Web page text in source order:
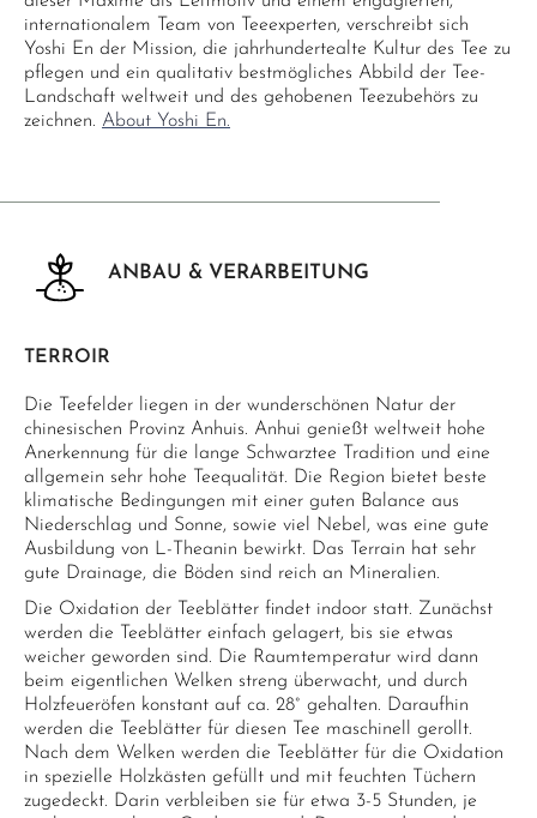
internationalem Team von Teeexperten, verschreibt sich
Yoshi En der Mission, die jahrhundertealte Kultur des Tee zu
pflegen und ein qualitativ bestmögliches Abbild der Tee-
Landschaft weltweit und des gehobenen Teezubehörs zu
zeichnen. About Yoshi En.
ANBAU & VERARBEITUNG
TERROIR
Die Teefelder liegen in der wunderschönen Natur der
chinesischen Provinz Anhuis. Anhui genießt weltweit hohe
Anerkennung für die lange Schwarztee Tradition und eine
allgemein sehr hohe Teequalität. Die Region bietet beste
klimatische Bedingungen mit einer guten Balance aus
Niederschlag und Sonne, sowie viel Nebel, was eine gute
Ausbildung von L-Theanin bewirkt. Das Terrain hat sehr
gute Drainage, die Böden sind reich an Mineralien.
Die Oxidation der Teeblätter findet indoor statt. Zunächst
werden die Teeblätter einfach gelagert, bis sie etwas
weicher geworden sind. Die Raumtemperatur wird dann
beim eigentlichen Welken streng überwacht, und durch
Holzfeueröfen konstant auf ca. 28° gehalten. Daraufhin
werden die Teeblätter für diesen Tee maschinell gerollt.
Nach dem Welken werden die Teeblätter für die Oxidation
in spezielle Holzkästen gefüllt und mit feuchten Tüchern
zugedeckt. Darin verbleiben sie für etwa 3-5 Stunden, je